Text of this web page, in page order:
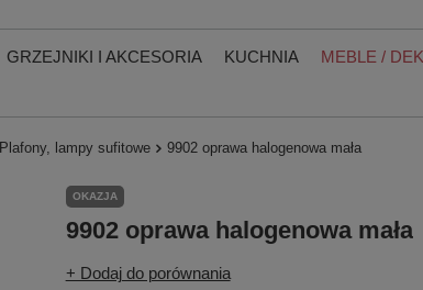
GRZEJNIKI I AKCESORIA KUCHNIA MEBLE /
Plafony, lampy sufitowe 9902 oprawa halogenowa mała
OKAZJA
9902 oprawa halogenowa mała
+ Dodaj do porównania